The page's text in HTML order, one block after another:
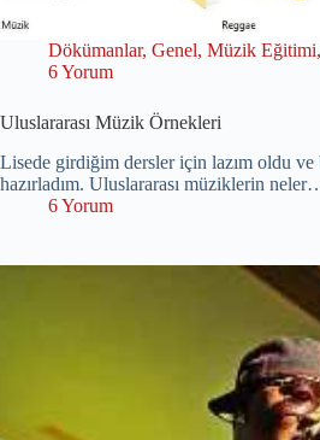
Dökümanlar, Genel, Müzik Eğitimi,
6 Yorum
Uluslararası Müzik Örnekleri
Lisede girdiğim dersler için lazım oldu ve
hazırladım. Uluslararası müziklerin
6 Yorum